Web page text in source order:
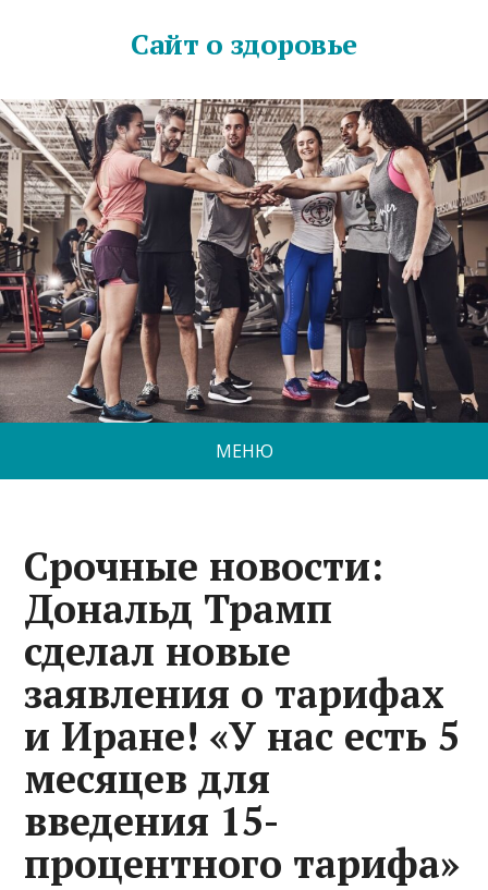
Сайт о здоровье
МЕНЮ
Срочные новости:
Дональд Трамп
сделал новые
заявления о тарифах
и Иране! «У нас есть 5
месяцев для
введения 15-
процентного тарифа»